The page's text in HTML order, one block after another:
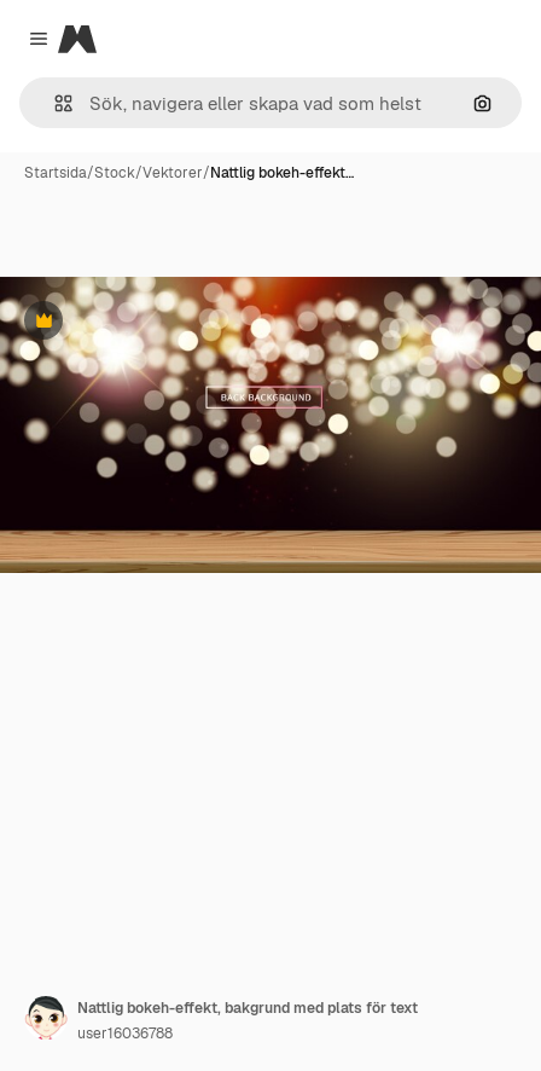
Close menu
Magnific
Sök
Startsida/Stock/Vektorer/Nattlig bokeh-effekt…
Premie
Nattlig bokeh-effekt, bakgrund med plats för text
user16036788